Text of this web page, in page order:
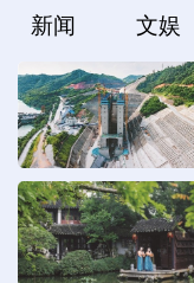
新闻 文娱